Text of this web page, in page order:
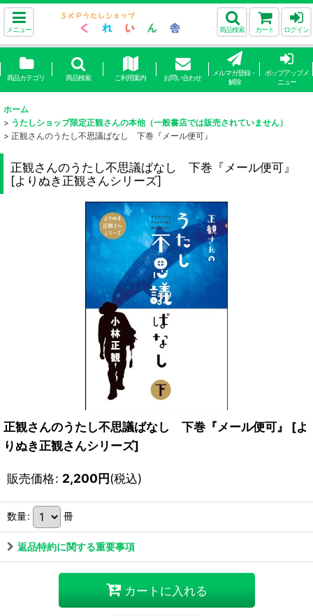
メニュー 商品検索 カート ログイン
商品カテゴリ 商品検索 ご利用案内 お問い合わせ
メルマガ登録・
解除
ポップアップメ
ニュー
ホーム
> うたしショップ限定正観さんの本他（一般書店では販売されていません）
> 正観さんのうたし不思議ばなし 下巻『メール便可』
正観さんのうたし不思議ばなし 下巻『メール便可』
[よりぬき正観さんシリーズ]
正観さんのうたし不思議ばなし 下巻『メール便可』 [よ
りぬき正観さんシリーズ]
販売価格: 2,200円(税込)
数量: 冊
返品特約に関する重要事項
カートに入れる